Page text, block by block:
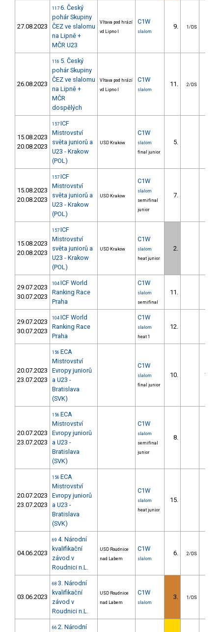
27.08.2023
117 6. Český
pohár Skupiny
ČEZ ve slalomu
na Lipně +
MČR U23
Vltava pod hrází
vd Lipno I
C1W
slalom
9. 1/DS
26.08.2023
116 5. Český
pohár Skupiny
ČEZ ve slalomu
na Lipně +
MČR
dospělých
Vltava pod hrází
vd Lipno I
C1W
slalom
11. 2/DS
15.08.2023
20.08.2023
157 ICF
Mistrovství
světa juniorů a
U23 - Krakow
(POL)
USD Krakow
C1W
slalom
final junior
5.
15.08.2023
20.08.2023
157 ICF
Mistrovství
světa juniorů a
U23 - Krakow
(POL)
USD Krakow
C1W
slalom
semifinal
junior
7.
15.08.2023
20.08.2023
157 ICF
Mistrovství
světa juniorů a
U23 - Krakow
(POL)
USD Krakow
C1W
slalom
heat junior
2.
29.07.2023
30.07.2023
104 ICF World
Ranking Race
Praha
C1W
slalom
semifinal
11.
29.07.2023
30.07.2023
104 ICF World
Ranking Race
Praha
C1W
slalom
heat 1
12.
20.07.2023
23.07.2023
156 ECA
Mistrovství
Evropy juniorů
a U23 -
Bratislava
(SVK)
C1W
slalom
final junior
10.
20.07.2023
23.07.2023
156 ECA
Mistrovství
Evropy juniorů
a U23 -
Bratislava
(SVK)
C1W
slalom
semifinal
junior
8.
20.07.2023
23.07.2023
156 ECA
Mistrovství
Evropy juniorů
a U23 -
Bratislava
(SVK)
C1W
slalom
heat junior
15.
04.06.2023
69 4. Národní
kvalifikační
závod v
Roudnici n.L.
USD Roudnice
nad Labem
C1W
slalom
6. 2/DS
03.06.2023
68 3. Národní
kvalifikační
závod v
Roudnici n.L.
USD Roudnice
nad Labem
C1W
slalom
3. 1/DS
66 2. Národní